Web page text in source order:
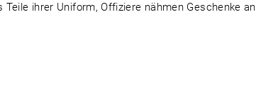
ihrer Uniform, Offiziere nähmen Geschenke an